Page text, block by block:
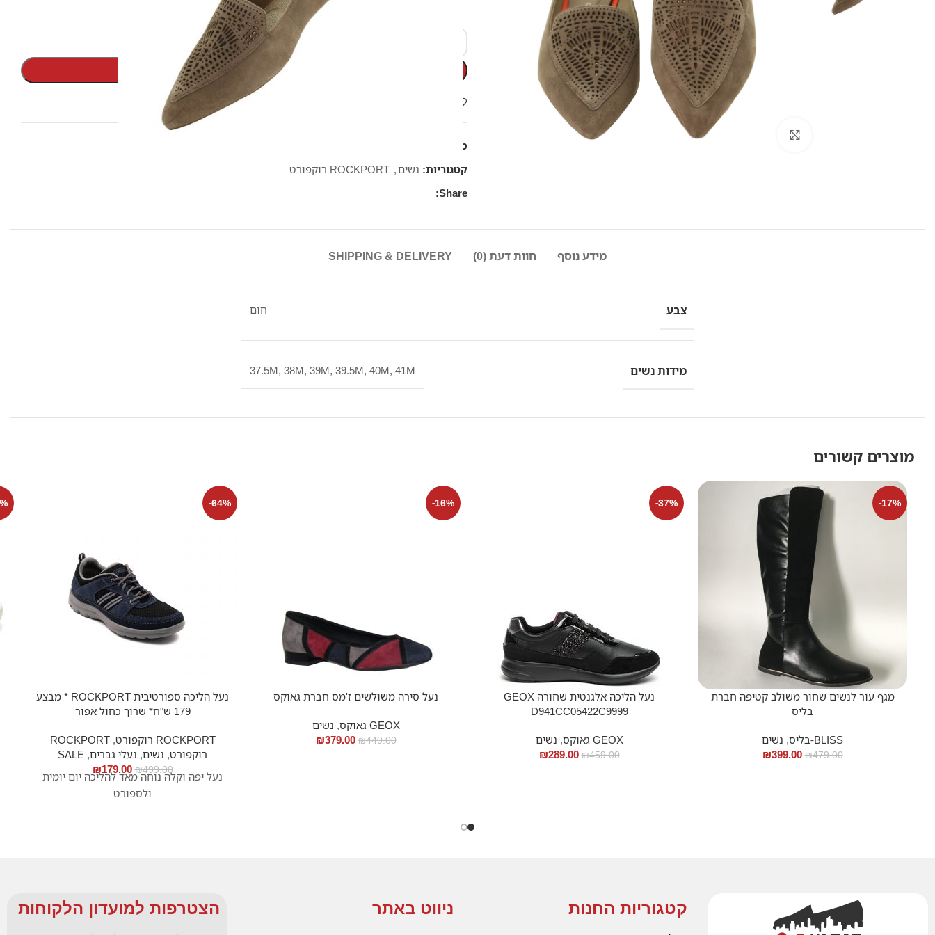
Click to enlarge
הוספה לסל
מק"ט:
קטגוריות: נשים, ROCKPORT רוקפורט
Share:
מידע נוסף חוות דעת (0) SHIPPING & DELIVERY
צבע חום
מידות נשים 37.5M, 38M, 39M, 39.5M, 40M, 41M
מוצרים קשורים
-17%
מגף עור לנשים שחור משולב קטיפה חברת
בליס
BLISS-בליס , נשים
₪479.00
₪399.00
-37%
נעל הליכה אלגנטית שחורה GEOX
D941CC05422C9999
GEOX גאוקס , נשים
₪459.00
₪289.00
-16%
נעל סירה משולשים ז'מס חברת גאוקס
GEOX גאוקס , נשים
₪449.00
₪379.00
-64%
נעל הליכה ספורטיבית ROCKPORT * מבצע
179 ש"ח* שרוך כחול אפור
ROCKPORT רוקפורט ,
ROCKPORT
רוקפורט, נשים, נעלי גברים,
SALE
₪499.00
₪179.00
נעל יפה וקלה נוחה מאד להליכה יום יומית
ולספורט
קטגוריות החנות ניווט באתר הצטרפות למועדון הלקוחות